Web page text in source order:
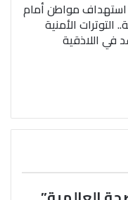
مواطن أمام
التوترات الأمنية
في اللاذقية